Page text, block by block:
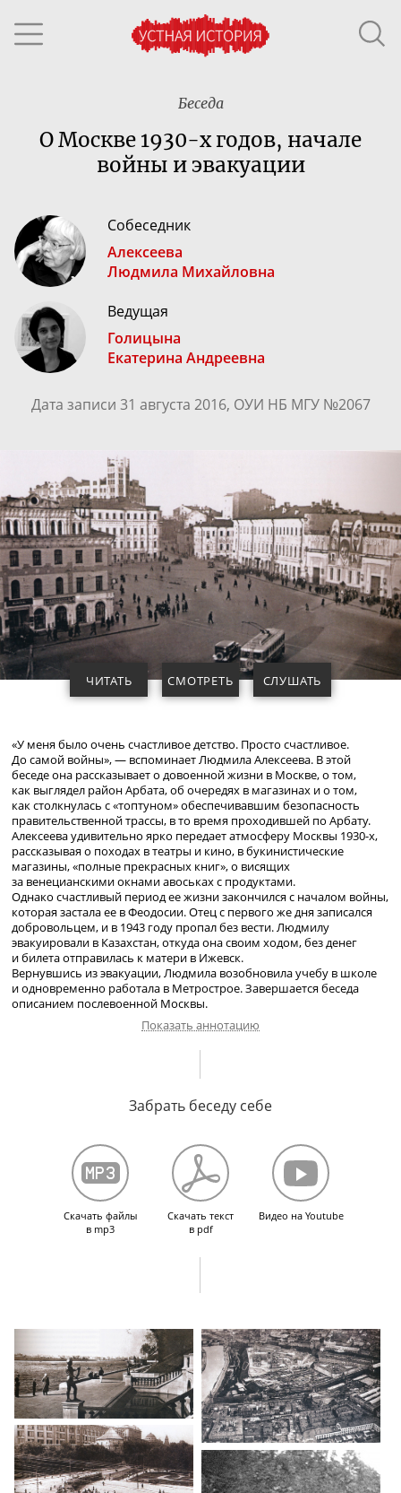
Беседа
О Москве 1930-хгодов, начале
войны и эвакуации
Собеседник
Алексеева
Людмила Михайловна
Ведущая
Голицына
Екатерина Андреевна
Дата записи 31 августа 2016, ОУИ НБ МГУ №2067
ЧИТАТЬ СМОТРЕТЬ СЛУШАТЬ
«У меня было очень счастливое детство. Просто счастливое.
До самой войны», — вспоминает Людмила Алексеева. В этой
беседе она рассказывает о довоенной жизни в Москве, о том,
как выглядел район Арбата, об очередях в магазинах и о том,
как столкнулась с «топтуном» обеспечивавшим безопасность
правительственной трассы, в то время проходившей по Арбату.
Алексеева удивительно ярко передает атмосферу Москвы 1930-х,
рассказывая о походах в театры и кино, в букинистические
магазины, «полные прекрасных книг», о висящих
за венецианскими окнами авоськах с продуктами.
Однако счастливый период ее жизни закончился с началом войны,
которая застала ее в Феодосии. Отец с первого же дня записался
добровольцем, и в 1943 году пропал без вести. Людмилу
эвакуировали в Казахстан, откуда она своим ходом, без денег
и билета отправилась к матери в Ижевск.
Вернувшись из эвакуации, Людмила возобновила учебу в школе
и одновременно работала в Метрострое. Завершается беседа
описанием послевоенной Москвы.
советского строя. Об отношениях в семье. О переезде в новый
дом в 1937 году. Работа отца в Центросоюзе. Арест соседей
увлечении чтением и танцами. О праздновании столетия со дня
смерти Пушкина, учеба в школе. Увлечение творчеством
Маяковского. О Москве
1930-х
годов. Начало войны. Уход отца
на войну. Эвакуация. Возвращение в Москву. Возобновление
Показать аннотацию
Забрать беседу себе
Скачать файлы
в mp3
Скачать текст
в pdf
Видео на Youtube